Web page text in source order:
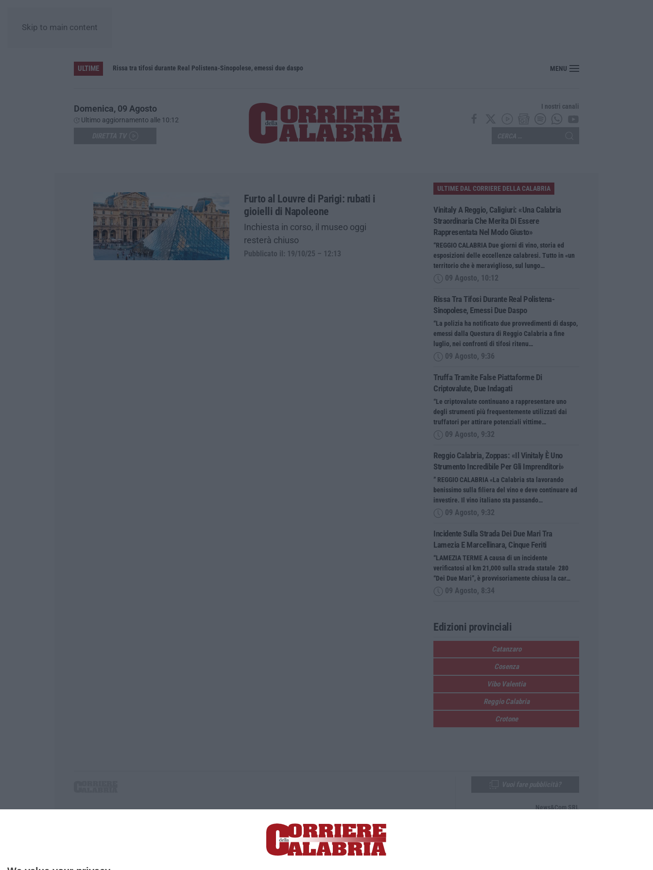
Skip to main content
ULTIME
Vinitaly a Reggio, Caligiuri: «Una Calabria straordinaria che merita di essere rappresentata nel modo giusto» Rissa tra tifosi durante Real Polistena-Sinopolese, emessi due daspo Truffa tramite false piattaforme di criptovalute, due indagati
MENU
Domenica, 09 Agosto
Ultimo aggiornamento alle 10:12
I nostri canali
Furto al Louvre di Parigi: rubati i
gioielli di Napoleone
Inchiesta in corso, il museo oggi
resterà chiuso
Pubblicato il: 19/10/25 – 12:13
ULTIME DAL CORRIERE DELLA CALABRIA
Vinitaly A Reggio, Caligiuri: «Una Calabria
Straordinaria Che Merita Di Essere
Rappresentata Nel Modo Giusto»
“REGGIO CALABRIA Due giorni di vino, storia ed
esposizioni delle eccellenze calabresi. Tutto in «un
territorio che è meraviglioso, sul lungo…
09 Agosto, 10:12
Rissa Tra Tifosi Durante Real Polistena-
Sinopolese, Emessi Due Daspo
“La polizia ha notificato due provvedimenti di daspo,
emessi dalla Questura di Reggio Calabria a fine
luglio, nei confronti di tifosi ritenu…
09 Agosto, 9:36
Truffa Tramite False Piattaforme Di
Criptovalute, Due Indagati
“Le criptovalute continuano a rappresentare uno
degli strumenti più frequentemente utilizzati dai
truffatori per attirare potenziali vittime…
09 Agosto, 9:32
Reggio Calabria, Zoppas: «Il Vinitaly È Uno
Strumento Incredibile Per Gli Imprenditori»
” REGGIO CALABRIA «La Calabria sta lavorando
benissimo sulla filiera del vino e deve continuare ad
investire. Il vino italiano sta passando…
09 Agosto, 9:32
Incidente Sulla Strada Dei Due Mari Tra
Lamezia E Marcellinara, Cinque Feriti
“LAMEZIA TERME A causa di un incidente
verificatosi al km 21,000 sulla strada statale 280
“Dei Due Mari”, è provvisoriamente chiusa la car…
09 Agosto, 8:34
Edizioni provinciali
Catanzaro
Cosenza
Vibo Valentia
Reggio Calabria
Crotone
P.IVA. 03199620794, Via del mare 6/G, S.Eufemia, Lamezia Terme (CZ)
Iscrizione tribunale di Lamezia Terme 5/2011 - Direttore responsabile Paola Militano |Privacy
News&Com SRL